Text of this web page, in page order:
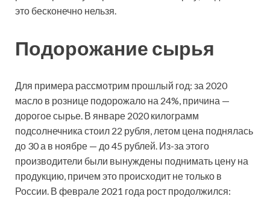
это бесконечно нельзя.
Подорожание сырья
Для примера рассмотрим прошлый год: за 2020
масло в рознице подорожало на 24%, причина —
дорогое сырье. В январе 2020 килограмм
подсолнечника стоил 22 рубля, летом цена поднялась
до 30 а в ноябре — до 45 рублей. Из-за этого
производители были вынуждены поднимать цену на
продукцию, причем это происходит не только в
России. В феврале 2021 года рост продолжился: